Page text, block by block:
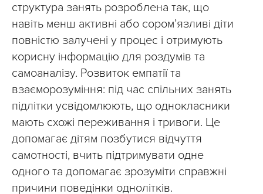
структура занять розроблена так, що
навіть менш активні або сором’язливі діти
повністю залучені у процес і отримують
корисну інформацію для роздумів та
самоаналізу. Розвиток емпатії та
взаєморозуміння: під час спільних занять
підлітки усвідомлюють, що однокласники
мають схожі переживання і тривоги. Це
допомагає дітям позбутися відчуття
самотності, вчить підтримувати одне
одного та допомагає зрозуміти справжні
причини поведінки однолітків.